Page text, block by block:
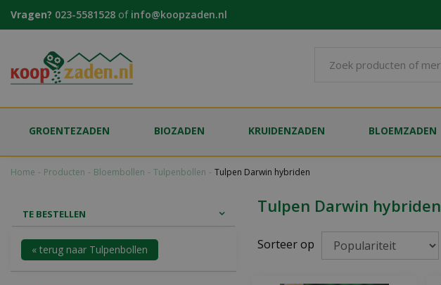
naar
Home Producten Bloembollen Tulpenbollen Tulpen Darwin hybriden
Vragen? 023-5581528 of info@koopzaden.nl
GROENTEZADEN BIOZADEN KRUIDENZADEN BLOEMZADEN
Tulpen Darwin hybriden
Sorteer op
TE BESTELLEN
« terug naar Tulpenbollen